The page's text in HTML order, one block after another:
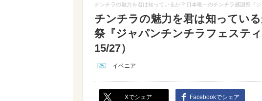
チンチラの魅力を君は知っているか!? 日本唯一のチンチラ感謝祭『
チンチラの魅力を君は知ってい
祭『ジャパンチンチラフェステ
15/27）
イベニア
Xでシェア Facebookでシェア